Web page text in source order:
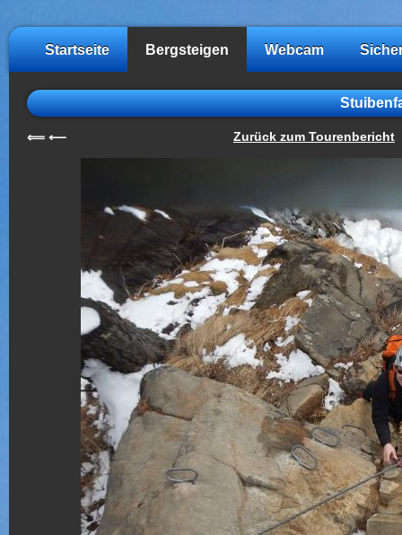
Startseite Bergsteigen Webcam
⟸ ⟵ Zurück zum Tourenbericht